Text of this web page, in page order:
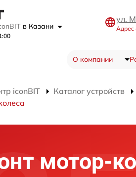
в Казани
ул.
Адрес
О компании
iconBIT Каталог устройств
мотор-